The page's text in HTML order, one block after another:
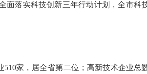
面落实科技创新三年行动计划，全市科
家，居全省第二位；高新技术企业总